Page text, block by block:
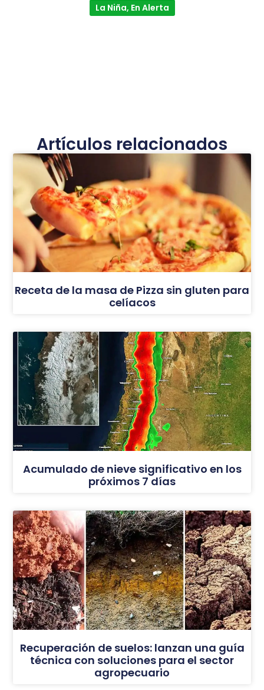
La Niña, En Alerta
Artículos relacionados
Receta de la masa de Pizza sin gluten para
celíacos
Acumulado de nieve significativo en los
próximos 7 días
Recuperación de suelos: lanzan una guía
técnica con soluciones para el sector
agropecuario